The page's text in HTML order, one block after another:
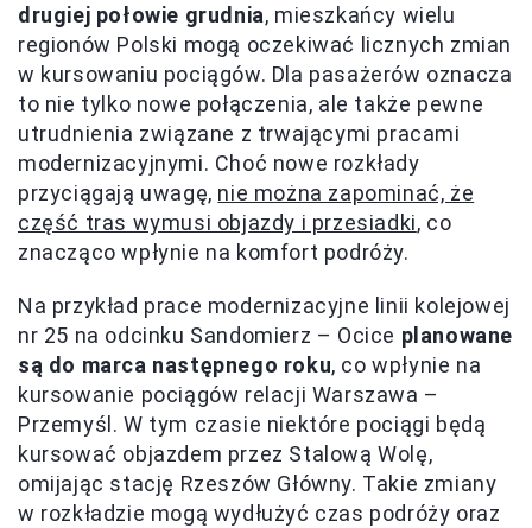
drugiej połowie grudnia, mieszkańcy wielu
regionów Polski mogą oczekiwać licznych zmian
w kursowaniu pociągów. Dla pasażerów oznacza
to nie tylko nowe połączenia, ale także pewne
utrudnienia związane z trwającymi pracami
modernizacyjnymi. Choć nowe rozkłady
przyciągają uwagę, nie można zapominać, że
część tras wymusi objazdy i przesiadki, co
znacząco wpłynie na komfort podróży.
Na przykład prace modernizacyjne linii kolejowej
nr 25 na odcinku Sandomierz – Ocice planowane
są do marca następnego roku, co wpłynie na
kursowanie pociągów relacji Warszawa –
Przemyśl. W tym czasie niektóre pociągi będą
kursować objazdem przez Stalową Wolę,
omijając stację Rzeszów Główny. Takie zmiany
w rozkładzie mogą wydłużyć czas podróży oraz